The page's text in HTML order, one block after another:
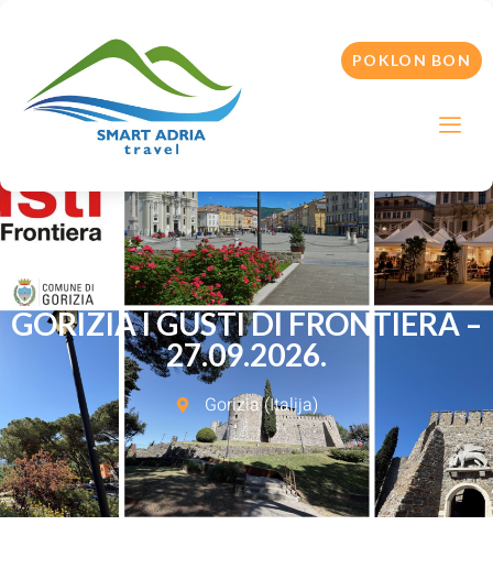
POKLON BON
GORIZIA I GUSTI DI FRONTIERA –
27.09.2026.
Gorizia (Italija)